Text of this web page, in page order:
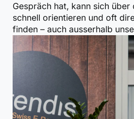
Gespräch hat, kann sich über
schnell orientieren und oft
finden – auch ausserhalb